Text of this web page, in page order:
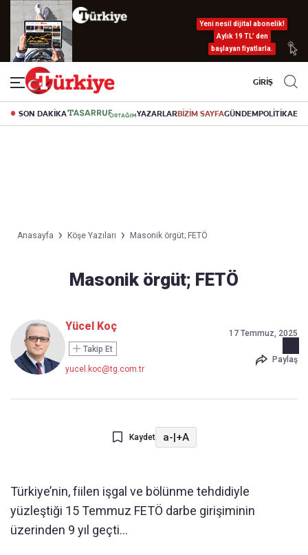
Yeni nesil dijital abonelik!
Aylık 19 TL’ den
başlayan fiyatlarla.
GİRİŞ
SON DAKİKA YAZARLARBİZİM SAYFAGÜNDEMPOLİTİKA
Anasayfa Köşe Yazıları Masonik örgüt; FETÖ
Masonik örgüt; FETÖ
Yücel Koç
Takip Et
yucel.koc@tg.com.tr
17 Temmuz, 2025
Paylaş
Kaydet a-|+A
Türkiye’nin, fiilen işgal ve bölünme tehdidiyle
yüzleştiği 15 Temmuz FETÖ darbe girişiminin
üzerinden 9 yıl geçti…